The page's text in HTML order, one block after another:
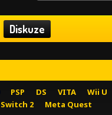
Diskuze
PSP DS VITA Wii U
Switch 2 Meta Quest